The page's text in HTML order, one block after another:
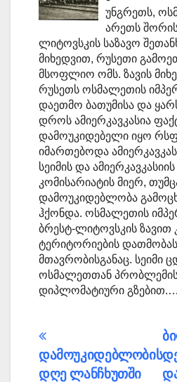
უნგრეთს,
არეთს
ლიტოვსკის საზავო
მიხედვით, რუსეთი
მსოფლიო ომს. ზავის
რუსეთს ოსმალეთის
დაეთმო ბათუმისა და
დროს ამიერკავკასია
დამოუკიდებელი იყო
იმართებოდა
სეიმის და ამიერკავკასიის
კომისარიატის მიერ,
დამოუკიდებლობა
ჰქონდა. ოსმალეთის
ბრესტ-ლიტოვსკის ზავით
ტერიტორიების დათმობას
მთავრობისგანაც. სეიმი
ოსმალეთთან პრობლემის
დიპლომატიური გზებით.…
პოსტის
ნავიგაცია
დამოუკიდებლობის
დღე ლანჩხუთში